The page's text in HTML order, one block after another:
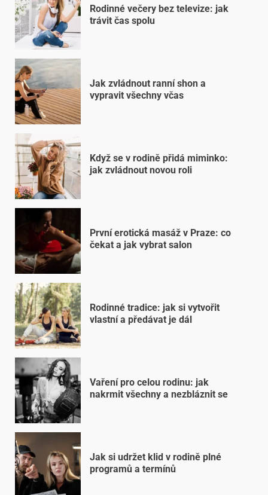
Rodinné večery bez televize: jak
trávit čas spolu
Jak zvládnout ranní shon a
vypravit všechny včas
Když se v rodině přidá miminko:
jak zvládnout novou roli
První erotická masáž v Praze: co
čekat a jak vybrat salon
Rodinné tradice: jak si vytvořit
vlastní a předávat je dál
Vaření pro celou rodinu: jak
nakrmit všechny a nezbláznit se
Jak si udržet klid v rodině plné
programů a termínů